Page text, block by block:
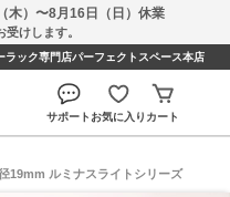
木）〜8月16日（日）休業
けします。
ック専門店パーフェクトスペース本店
サポートお気に入り カート
19mm ルミナスライトシリーズ